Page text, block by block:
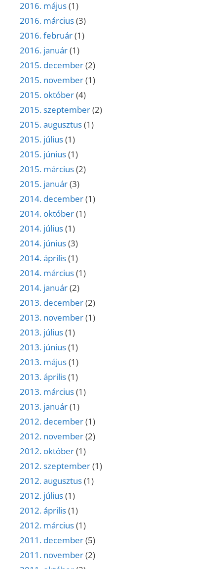
2016. május(1)
2016. március(3)
2016. február(1)
2016. január(1)
2015. december(2)
2015. november(1)
2015. október(4)
2015. szeptember(2)
2015. augusztus(1)
2015. július(1)
2015. június(1)
2015. március(2)
2015. január(3)
2014. december(1)
2014. október(1)
2014. július(1)
2014. június(3)
2014. április(1)
2014. március(1)
2014. január(2)
2013. december(2)
2013. november(1)
2013. július(1)
2013. június(1)
2013. május(1)
2013. április(1)
2013. március(1)
2013. január(1)
2012. december(1)
2012. november(2)
2012. október(1)
2012. szeptember(1)
2012. augusztus(1)
2012. július(1)
2012. április(1)
2012. március(1)
2011. december(5)
2011. november(2)